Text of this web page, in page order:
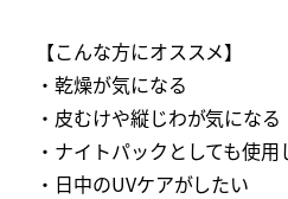
【こんな方にオススメ】
・乾燥が気になる
・皮むけや縦じわが気になる
・ナイトパックとしても使用
・日中のUVケアがしたい